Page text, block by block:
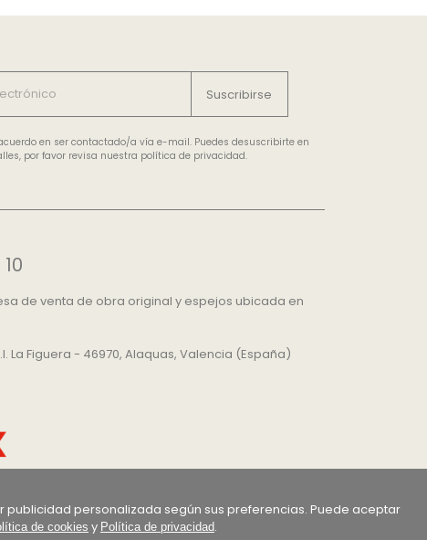
Suscribirse
en ser contactado/a vía e-mail. Puedes desuscribirte en
por favor revisa nuestra política de privacidad.
de venta de obra original y espejos ubicada en
La Figuera - 46970, Alaquas, Valencia (España)
personalizada según sus preferencias. Puede aceptar
de cookies y Política de privacidad.